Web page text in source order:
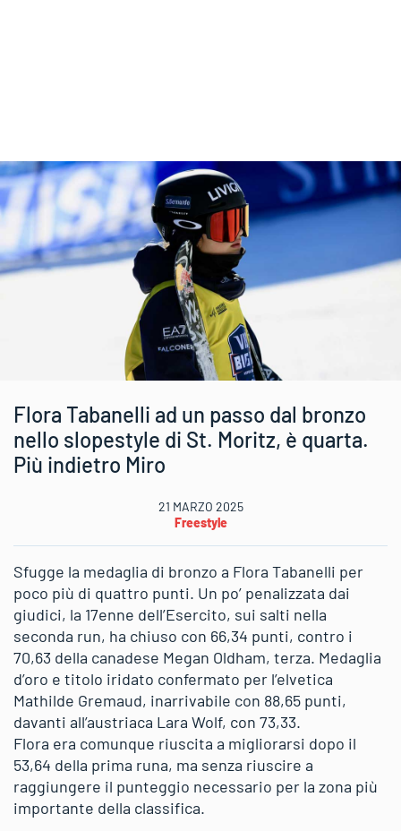
Flora Tabanelli ad un passo dal bronzo
nello slopestyle di St. Moritz, è quarta.
Più indietro Miro
21 MARZO 2025
Freestyle
Sfugge la medaglia di bronzo a Flora Tabanelli per
poco più di quattro punti. Un po’ penalizzata dai
giudici, la 17enne dell’Esercito, sui salti nella
seconda run, ha chiuso con 66,34 punti, contro i
70,63 della canadese Megan Oldham, terza. Medaglia
d’oro e titolo iridato confermato per l’elvetica
Mathilde Gremaud, inarrivabile con 88,65 punti,
davanti all’austriaca Lara Wolf, con 73,33.
Flora era comunque riuscita a migliorarsi dopo il
53,64 della prima runa, ma senza riuscire a
raggiungere il punteggio necessario per la zona più
importante della classifica.